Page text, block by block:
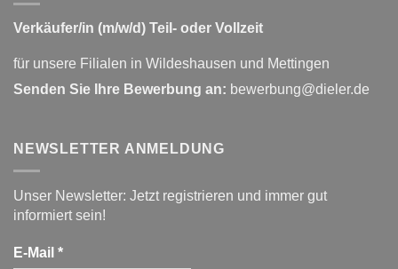
Verkäufer/in (m/w/d) Teil- oder Vollzeit
für unsere Filialen in Wildeshausen und Mettingen
Senden Sie Ihre Bewerbung an: bewerbung@dieler.de
NEWSLETTER ANMELDUNG
Unser Newsletter: Jetzt registrieren und immer gut
informiert sein!
E-Mail *